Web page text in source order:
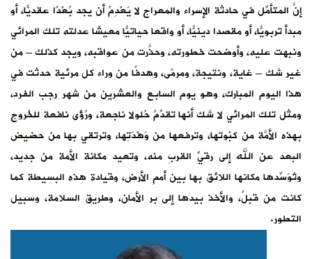
إنَّ المتأمِّل في حادثة الإسراء والمعراج لا يَعْدِمُ أن يجد بُعْدًا عقديًّا، أو
مبدأ تربويًّا، أو مقصدا دينيًّا، أو واقعا حياتيًّا معيشا عدلته تلك المرائي
ونبهت عليه، وأوضحت خطورته، وحذَّرت من عواقبه، ويجد كذلك – من
غير شك – غاية، ونتيجة، ومرمًى، وهدفًا من وراء كل مرئية حدثت في
هذا اليوم المبارك، وهو يوم السابع والعشرين من شهر رجب الفرد،
ومثل تلك المرائي لا شك أنها تقدِّمُ حُلولا ناجعة، ورُؤًى نافعة للخُروج
بهذه الأمَّة من كبْوتها، وترفعها من وَهْدَتِها، وترتقي بها من حضيض
البعد عن الله إلى رقيِّ القربِ منه، وتعيد مكانة الأمة من جديد،
وتُوَسِّدها مكانها اللائق بها بين أممِ الأرض، وقيادة هذه البسيطة كما
كانت من قبلُ، والأخذ بيدها إلى بر الأمان، وطريق السلامة، وسبيل
التطور.